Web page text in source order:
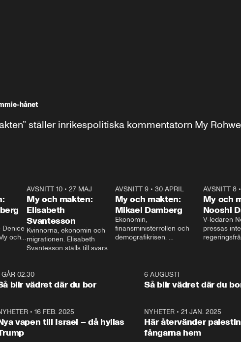
hånet
ställer inrikespolitiska kommentatorn My
23:40
Denice
och
AVSNITT 10 •27 MAJ
My och makten:
Elisabeth
Svantesson
Kvinnorna, ekonomin och
migrationen. Elisabeth
Svantesson ställs till svars
AVSNITT 9• 30 APRIL
My och makten:
Mikael Damberg
Ekonomin,
finansministerrollen och
demografikrisen.
och Makten.
AVSNITT 8•
My och
Nooshi
V-ledaren
pressas
– Vi ställer
vara med
1:06
GÅR 02:30
blir vädret där du bor
6 AUGUSTI
Så blir vädret där du
• 16 FEB. 2025
vapen till Israel – då hyllas
NYHETER •21 JAN. 2025
Här återvänder
fångarna hem